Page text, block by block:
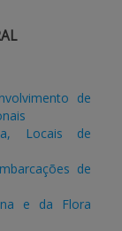
de
Locais de
de
e da Flora